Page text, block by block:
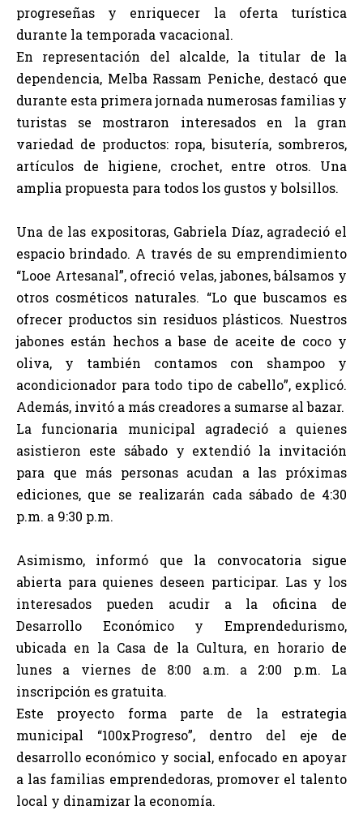
progreseñas y enriquecer la oferta turística
durante la temporada vacacional.
En representación del alcalde, la titular de la
dependencia, Melba Rassam Peniche, destacó que
durante esta primera jornada numerosas familias y
turistas se mostraron interesados en la gran
variedad de productos: ropa, bisutería, sombreros,
artículos de higiene, crochet, entre otros. Una
amplia propuesta para todos los gustos y bolsillos.
Una de las expositoras, Gabriela Díaz, agradeció el
espacio brindado. A través de su emprendimiento
“Looe Artesanal”, ofreció velas, jabones, bálsamos y
otros cosméticos naturales. “Lo que buscamos es
ofrecer productos sin residuos plásticos. Nuestros
jabones están hechos a base de aceite de coco y
oliva, y también contamos con shampoo y
acondicionador para todo tipo de cabello”, explicó.
Además, invitó a más creadores a sumarse al bazar.
La funcionaria municipal agradeció a quienes
asistieron este sábado y extendió la invitación
para que más personas acudan a las próximas
ediciones, que se realizarán cada sábado de 4:30
p.m. a 9:30 p.m.
Asimismo, informó que la convocatoria sigue
abierta para quienes deseen participar. Las y los
interesados pueden acudir a la oficina de
Desarrollo Económico y Emprendedurismo,
ubicada en la Casa de la Cultura, en horario de
lunes a viernes de 8:00 a.m. a 2:00 p.m. La
inscripción es gratuita.
Este proyecto forma parte de la estrategia
municipal “100xProgreso”, dentro del eje de
desarrollo económico y social, enfocado en apoyar
a las familias emprendedoras, promover el talento
local y dinamizar la economía.